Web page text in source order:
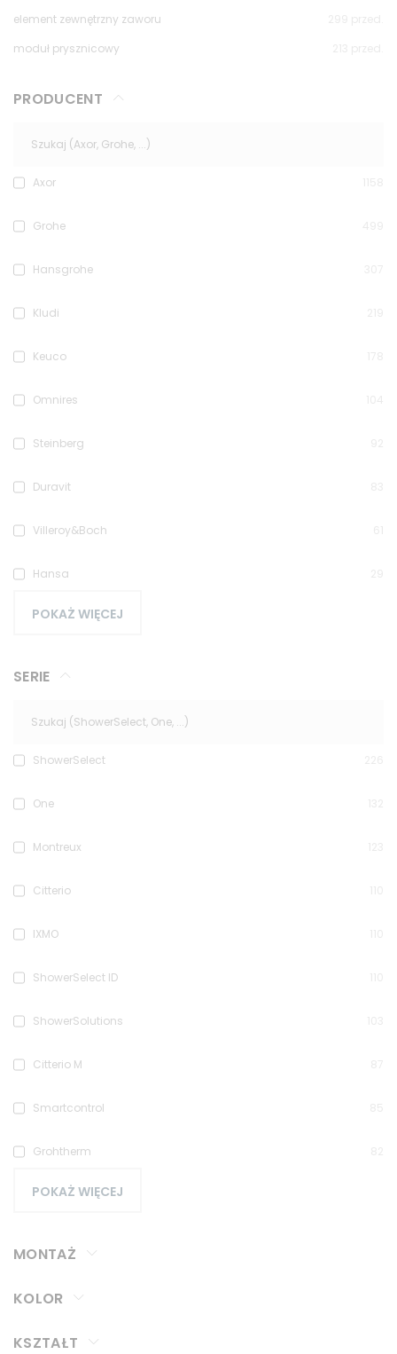
element zewnętrzny zaworu
moduł prysznicowy
PRODUCENT
Axor
Grohe
Hansgrohe
Kludi
Keuco
Omnires
Steinberg
Duravit
Villeroy&Boch
Hansa
POKAŻ WIĘCEJ
SERIE
ShowerSelect
One
Montreux
Citterio
IXMO
ShowerSelect ID
ShowerSolutions
Citterio M
Smartcontrol
Grohtherm
POKAŻ WIĘCEJ
MONTAŻ
KOLOR
KSZTAŁT